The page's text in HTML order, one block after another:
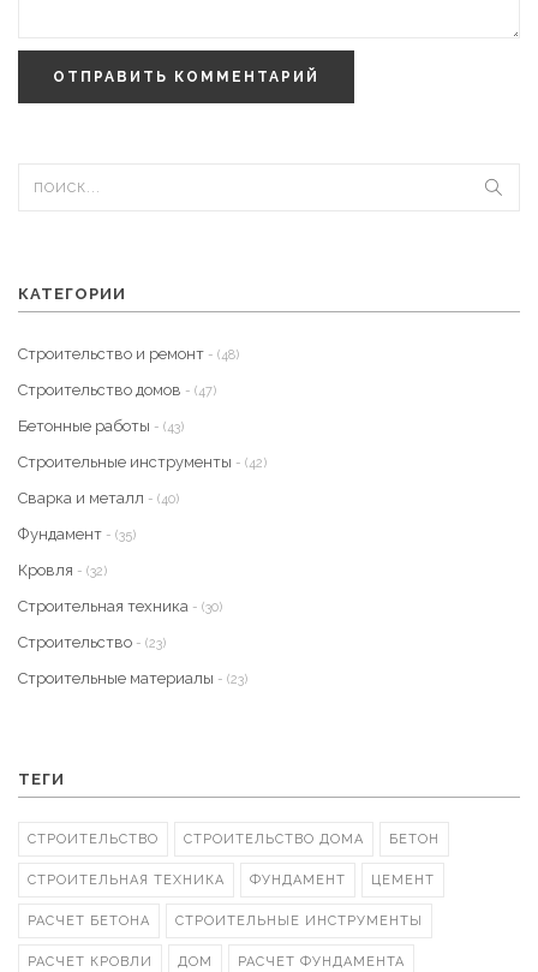
ОТПРАВИТЬ КОММЕНТАРИЙ
КАТЕГОРИИ
Строительство и ремонт - (48)
Строительство домов - (47)
Бетонные работы - (43)
Строительные инструменты - (42)
Сварка и металл - (40)
Фундамент - (35)
Кровля - (32)
Строительная техника - (30)
Строительство - (23)
Строительные материалы - (23)
ТЕГИ
СТРОИТЕЛЬСТВО СТРОИТЕЛЬСТВО ДОМА БЕТОН
СТРОИТЕЛЬНАЯ ТЕХНИКА ФУНДАМЕНТ ЦЕМЕНТ
РАСЧЕТ БЕТОНА СТРОИТЕЛЬНЫЕ ИНСТРУМЕНТЫ
РАСЧЕТ КРОВЛИ ДОМ РАСЧЕТ ФУНДАМЕНТА